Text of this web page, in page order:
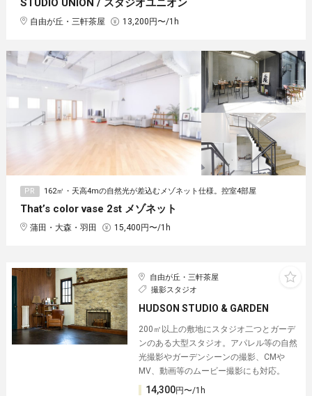
自由が丘・三軒茶屋 13,200円〜/1h
PR 162㎡・天高4mの自然光が差込むメゾネット仕様。控室4部屋
That’s color vase 2st メゾネット
蒲田・大森・羽田 15,400円〜/1h
自由が丘・三軒茶屋
撮影スタジオ
HUDSON STUDIO & GARDEN
200㎡以上の敷地にスタジオ二つとガーデ
ンのある大型スタジオ。アパレル等の自然
光撮影やガーデンシーンの撮影、CMや
MV、動画等のムービー撮影にも対応。
14,300円〜/1h